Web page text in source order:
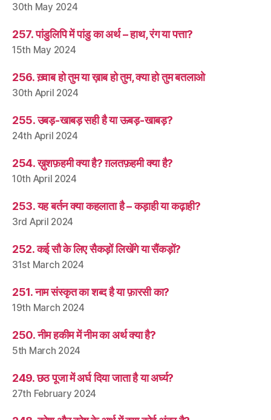
30th May 2024
257. पांडुलिपि में पांडु का अर्थ – हाथ, रंग या पत्ता?
15th May 2024
256. ख़्वाब हो तुम या ख़ाब हो तुम, क्या हो तुम बतलाओ
30th April 2024
255. उबड़-खाबड़ सही है या ऊबड़-खाबड़?
24th April 2024
254. ख़ुशफ़हमी क्या है? ग़लतफ़हमी क्या है?
10th April 2024
253. यह बर्तन क्या कहलाता है – कड़ाही या कढ़ाही?
3rd April 2024
252. कई सौ के लिए सैकड़ों लिखेंगे या सैंकड़ों?
31st March 2024
251. नाम संस्कृत का शब्द है या फ़ारसी का?
19th March 2024
250. नीम हकीम में नीम का अर्थ क्या है?
5th March 2024
249. छठ पूजा में अर्घ दिया जाता है या अर्घ्य?
27th February 2024